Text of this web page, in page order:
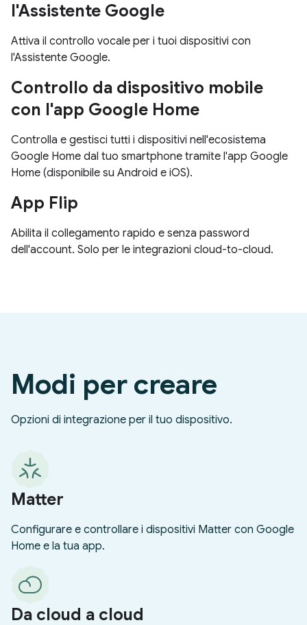
l'Assistente Google
Attiva il controllo vocale per i tuoi dispositivi con
l'Assistente Google.
Controllo da dispositivo mobile
con l'app Google Home
Controlla e gestisci tutti i dispositivi nell'ecosistema
Google Home dal tuo smartphone tramite l'app Google
Home (disponibile su Android e iOS).
App Flip
Abilita il collegamento rapido e senza password
dell'account. Solo per le integrazioni cloud-to-cloud.
Modi per creare
Opzioni di integrazione per il tuo dispositivo.
Matter
Configurare e controllare i dispositivi Matter con Google
Home e la tua app.
Da cloud a cloud